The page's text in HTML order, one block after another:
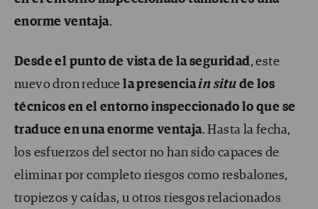
enorme ventaja.
Desde el punto de vista de la seguridad, este
nuevo dron reducela presenciain situ de los
técnicos en el entorno inspeccionado lo que se
traduce en una enorme ventaja. Hasta la fecha,
los esfuerzos del sector no han sido capaces de
eliminar por completo riesgos como resbalones,
tropiezos y caídas, u otros riesgos relacionados